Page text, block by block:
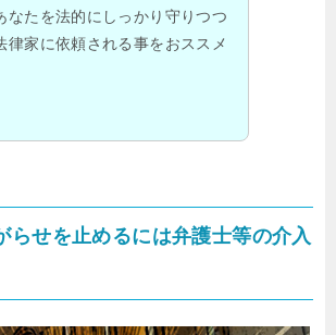
なたを法的にしっかり守りつつ
律家に依頼される事をおススメ
らせを止めるには弁護士等の介入